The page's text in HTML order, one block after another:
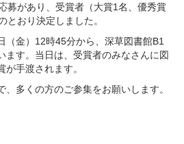
募があり、受賞者（大賞1名、優秀賞
とおり決定しました。
（金）12時45分から、深草図書館B1
ます。当日は、受賞者のみなさんに図
手渡されます。
多くの方のご参集をお願いします。